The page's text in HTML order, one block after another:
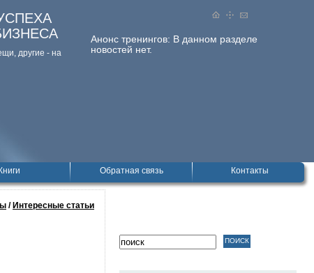
Анонс тренингов: В данном разделе
новостей нет.
дpугие - на
Книги Обратная связь Контакты
/ Интересные статьи